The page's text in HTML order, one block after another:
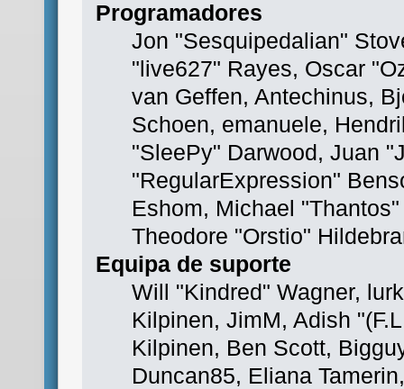
Programadores
Jon "Sesquipedalian"
"live627" Rayes, Oscar
van Geffen, Antechinus,
Schoen, emanuele,
"SleePy" Darwood, Juan
"RegularExpression"
Eshom, Michael
Theodore "Orstio"
Equipa de suporte
Will "Kindred" Wagner,
Kilpinen, JimM, Adish
Kilpinen, Ben Scott,
Duncan85, Eliana